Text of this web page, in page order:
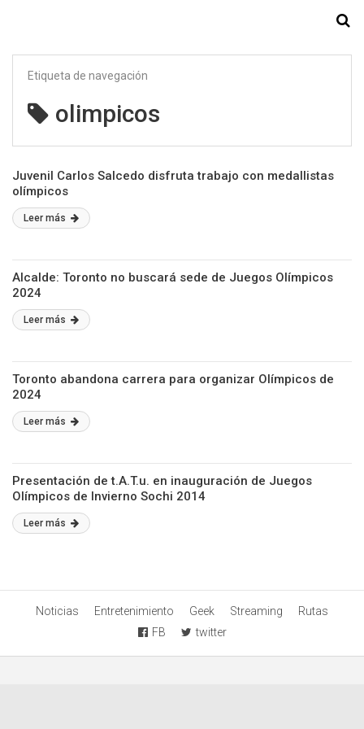
Etiqueta de navegación
olimpicos
Juvenil Carlos Salcedo disfruta trabajo con medallistas
olímpicos
Leer más
Alcalde: Toronto no buscará sede de Juegos Olímpicos
2024
Leer más
Toronto abandona carrera para organizar Olímpicos de
2024
Leer más
Presentación de t.A.T.u. en inauguración de Juegos
Olímpicos de Invierno Sochi 2014
Leer más
Noticias Entretenimiento Geek Streaming
Rutas
FB
twitter